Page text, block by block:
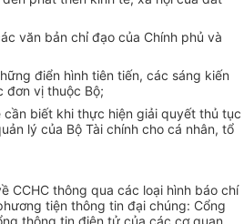
văn bản chỉ đạo của Chính phủ và
điển hình tiên tiến, các sáng kiến
đơn vị thuộc Bộ;
biết khi thực hiện giải quyết thủ tục
lý của Bộ Tài chính cho cá nhân, tổ
CCHC thông qua các loại hình báo chí
tiện thông tin đại chúng: Cổng
thông tin điện tử của các cơ quan,